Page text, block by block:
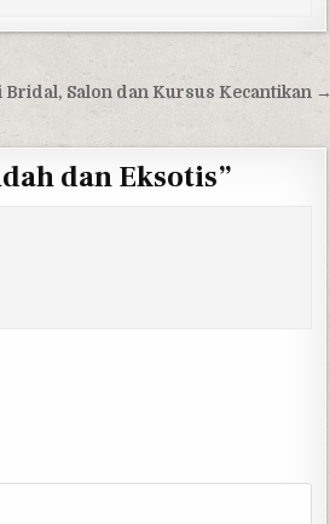
Bridal, Salon dan Kursus Kecantikan →
dan Eksotis”